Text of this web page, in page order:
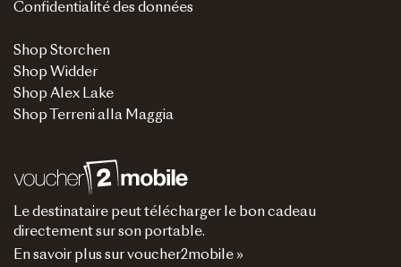
Confidentialité des données
Shop Storchen
Shop Widder
Shop Alex Lake
Shop Terreni alla Maggia
Le destinataire peut télécharger le bon cadeau
directement sur son portable.
En savoir plus sur voucher2mobile »